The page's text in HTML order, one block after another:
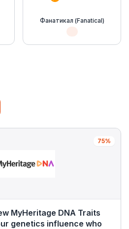
Фанатикал (Fanatical)
75%
MyHeritage DNA Traits
genetics influence who